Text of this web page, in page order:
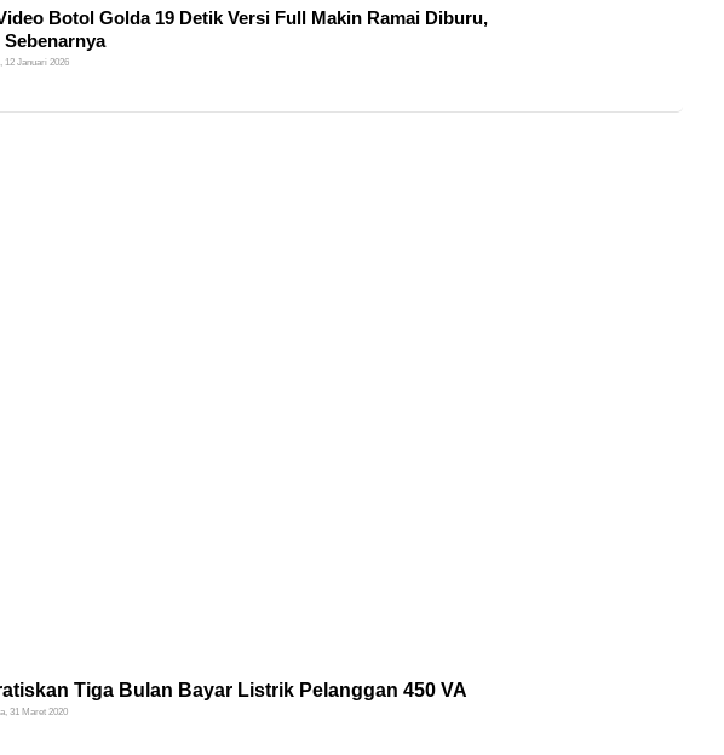
Botol Golda 19 Detik Versi Full Makin Ramai Diburu,
12 Januari 2026
Tiga Bulan Bayar Listrik Pelanggan 450 VA
31 Maret 2020